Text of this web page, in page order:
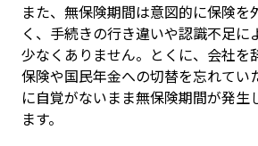
また、無保険期間は意図的に保険を
く、手続きの行き違いや認識不足に
少なくありません。とくに、会社を
保険や国民年金への切替を忘れてい
に自覚がないまま無保険期間が発生
ます。